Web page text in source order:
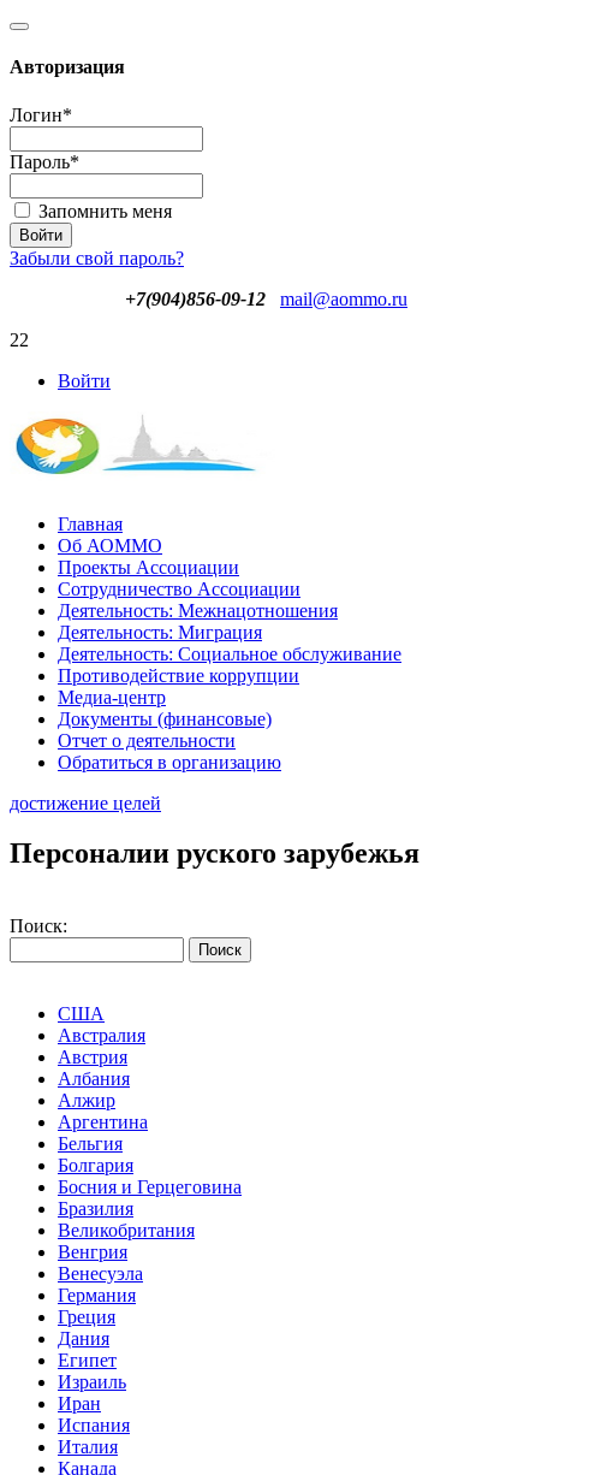
Авторизация
Логин*
Пароль*
Запомнить меня
Забыли свой пароль?
+7(904)856-09-12
mail@aommo.ru
22
Войти
Главная
Об АОММО
Проекты Ассоциации
Сотрудничество Ассоциации
Деятельность: Межнацотношения
Деятельность: Миграция
Деятельность: Социальное обслуживание
Противодействие коррупции
Медиа-центр
Документы (финансовые)
Отчет о деятельности
Обратиться в организацию
достижение целей
Персоналии руского зарубежья
Поиск:
США
Австралия
Австрия
Албания
Алжир
Аргентина
Бельгия
Болгария
Босния и Герцеговина
Бразилия
Великобритания
Венгрия
Венесуэла
Германия
Греция
Дания
Египет
Израиль
Иран
Испания
Италия
Канада